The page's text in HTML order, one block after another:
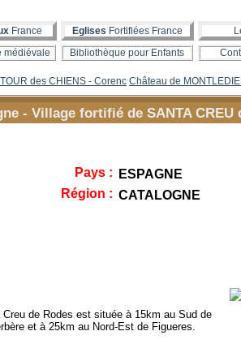
France Eglises Fortifiées France
médiévale Bibliothèque pour Enfants
des CHIENS - Corenc Château de
- Village fortifié de SANTA CREU
Pays :
ESPAGNE
Région : CATALOGNE
de Rodes est située à 15km au Sud de
et à 25km au Nord-Est de Figueres.